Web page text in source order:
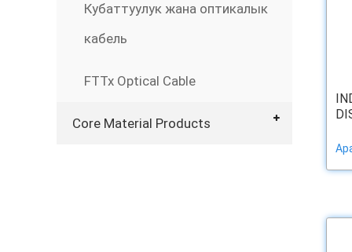
Кубаттуулук жана оптикалык
кабель
FTTx Optical Cable
Core Material Products